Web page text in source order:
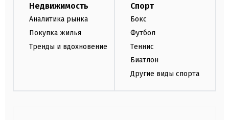
Недвижимость
Аналитика рынка
Покупка жилья
Тренды и вдохновение
Спорт
Бокс
Футбол
Теннис
Биатлон
Другие виды спорта